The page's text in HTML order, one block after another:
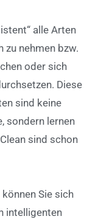
alle Arten
zu nehmen bzw.
oder sich
Diese
sind keine
sondern lernen
sind schon
Sie sich
intelligenten